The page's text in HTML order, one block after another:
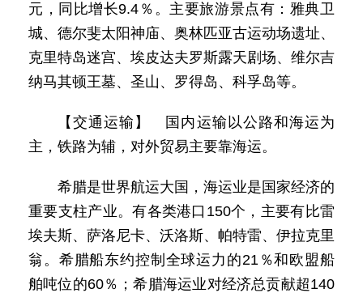
元，同比增长9.4％。主要旅游景点有：雅典卫
城、德尔斐太阳神庙、奥林匹亚古运动场遗址、
克里特岛迷宫、埃皮达夫罗斯露天剧场、维尔吉
纳马其顿王墓、圣山、罗得岛、科孚岛等。
【交通运输】 国内运输以公路和海运为
主，铁路为辅，对外贸易主要靠海运。
希腊是世界航运大国，海运业是国家经济的
重要支柱产业。有各类港口150个，主要有比雷
埃夫斯、萨洛尼卡、沃洛斯、帕特雷、伊拉克里
翁。希腊船东约控制全球运力的21％和欧盟船
舶吨位的60％；希腊海运业对经济总贡献超140